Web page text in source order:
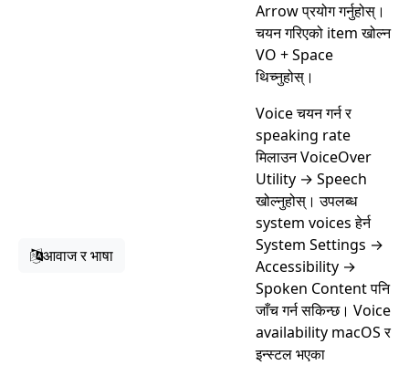
Arrow प्रयोग गर्नुहोस्।
चयन गरिएको item खोल्न
VO + Space
थिच्नुहोस्।
आवाज र भाषा
Voice चयन गर्न र
speaking rate
मिलाउन VoiceOver
Utility → Speech
खोल्नुहोस्। उपलब्ध
system voices हेर्न
System Settings →
Accessibility →
Spoken Content पनि
जाँच गर्न सकिन्छ। Voice
availability macOS र
इन्स्टल भएका